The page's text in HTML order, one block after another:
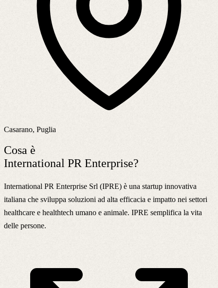
Casarano, Puglia
Cosa è
International PR Enterprise?
International PR Enterprise Srl (IPRE) è una startup innovativa
italiana che sviluppa soluzioni ad alta efficacia e impatto nei settori
healthcare e healthtech umano e animale. IPRE semplifica la vita
delle persone.